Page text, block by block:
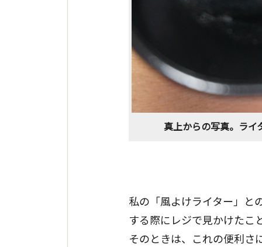
真上からの写真。ライ
私の「風よけライター」と
する際にレジで見かけたこ
そのときは、これの便利さ